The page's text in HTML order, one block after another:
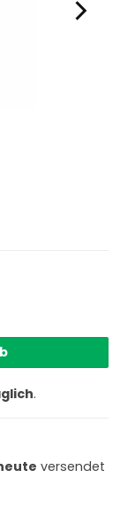
Menge
.
versendet